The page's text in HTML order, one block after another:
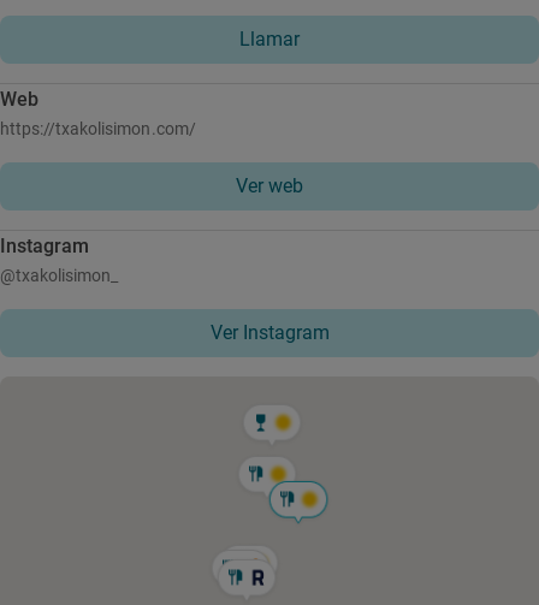
Llamar
Web
https://txakolisimon.com/
Ver web
Instagram
@txakolisimon_
Ver Instagram